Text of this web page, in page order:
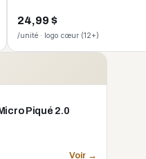
24,99 $
/unité · logo cœur (12+)
Piqué 2.0
Voir →